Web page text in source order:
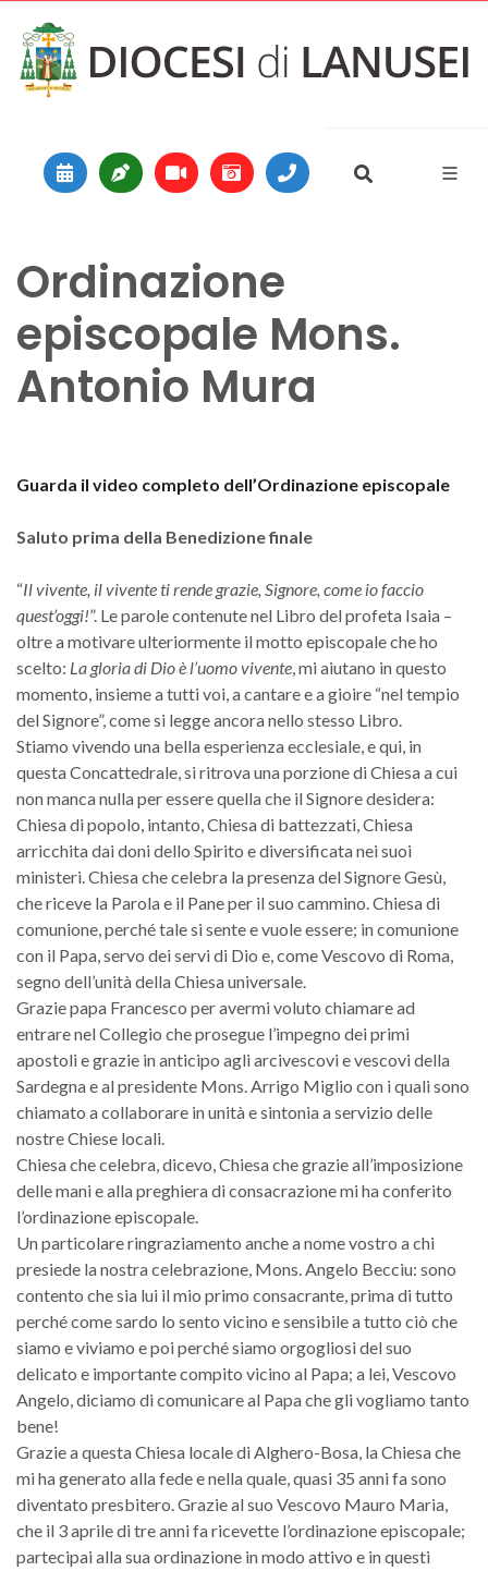
Main Navigation
Ordinazione
episcopale Mons.
Antonio Mura
Guarda il video completo dell’Ordinazione episcopale
Saluto prima della Benedizione finale
“Il vivente, il vivente ti rende grazie, Signore, come io faccio
quest’oggi!”. Le parole contenute nel Libro del profeta Isaia –
oltre a motivare ulteriormente il motto episcopale che ho
scelto: La gloria di Dio è l’uomo vivente, mi aiutano in questo
momento, insieme a tutti voi, a cantare e a gioire “nel tempio
del Signore”, come si legge ancora nello stesso Libro.
Stiamo vivendo una bella esperienza ecclesiale, e qui, in
questa Concattedrale, si ritrova una porzione di Chiesa a cui
non manca nulla per essere quella che il Signore desidera:
Chiesa di popolo, intanto, Chiesa di battezzati, Chiesa
arricchita dai doni dello Spirito e diversificata nei suoi
ministeri. Chiesa che celebra la presenza del Signore Gesù,
che riceve la Parola e il Pane per il suo cammino. Chiesa di
comunione, perché tale si sente e vuole essere; in comunione
con il Papa, servo dei servi di Dio e, come Vescovo di Roma,
segno dell’unità della Chiesa universale.
Grazie papa Francesco per avermi voluto chiamare ad
entrare nel Collegio che prosegue l’impegno dei primi
apostoli e grazie in anticipo agli arcivescovi e vescovi della
Sardegna e al presidente Mons. Arrigo Miglio con i quali sono
chiamato a collaborare in unità e sintonia a servizio delle
nostre Chiese locali.
Chiesa che celebra, dicevo, Chiesa che grazie all’imposizione
delle mani e alla preghiera di consacrazione mi ha conferito
l’ordinazione episcopale.
Un particolare ringraziamento anche a nome vostro a chi
presiede la nostra celebrazione, Mons. Angelo Becciu: sono
contento che sia lui il mio primo consacrante, prima di tutto
perché come sardo lo sento vicino e sensibile a tutto ciò che
siamo e viviamo e poi perché siamo orgogliosi del suo
delicato e importante compito vicino al Papa; a lei, Vescovo
Angelo, diciamo di comunicare al Papa che gli vogliamo tanto
bene!
Grazie a questa Chiesa locale di Alghero-Bosa, la Chiesa che
mi ha generato alla fede e nella quale, quasi 35 anni fa sono
diventato presbitero. Grazie al suo Vescovo Mauro Maria,
che il 3 aprile di tre anni fa ricevette l’ordinazione episcopale;
partecipai alla sua ordinazione in modo attivo e in questi